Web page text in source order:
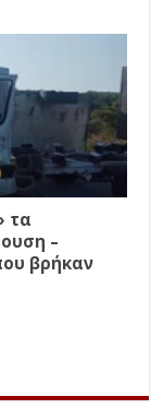
τα
–
βρήκαν